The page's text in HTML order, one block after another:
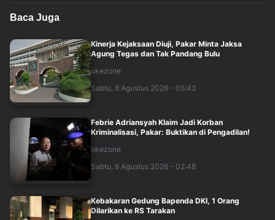
Baca Juga
Kinerja Kejaksaan Diuji, Pakar Minta Jaksa
Agung Tegas dan Tak Pandang Bulu
okezone
Sabtu, 8 Agustus 2026 - 05:43
Febrie Adriansyah Klaim Jadi Korban
Kriminalisasi, Pakar: Buktikan di Pengadilan!
okezone
Sabtu, 8 Agustus 2026 - 02:48
Kebakaran Gedung Bapenda DKI, 1 Orang
Dilarikan ke RS Tarakan